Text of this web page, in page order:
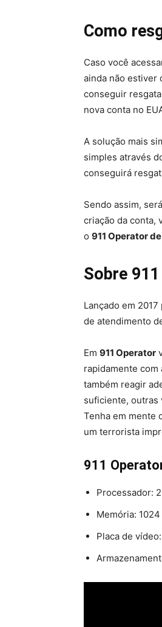
Como
Caso você
ainda não estiver
conseguir
nova conta no
A solução mais
simples através
conseguirá
Sendo assim,
criação da conta,
o 911 Operator
Sobre
Lançado em
de atendimento
Em 911 Operator
rapidamente com
também reagir
suficiente, outras
Tenha em mente
um terrorista
911
Processador:
Memória:
Placa de